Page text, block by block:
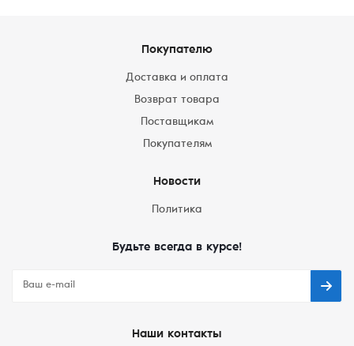
Покупателю
Доставка и оплата
Возврат товара
Поставщикам
Покупателям
Новости
Политика
Будьте всегда в курсе!
Наши контакты